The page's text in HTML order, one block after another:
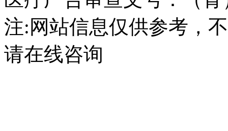
注:网站信息仅供参考，
请在线咨询